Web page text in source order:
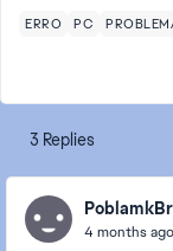
ERRO PC
3 Replies
PoblamkBr
4 months ago